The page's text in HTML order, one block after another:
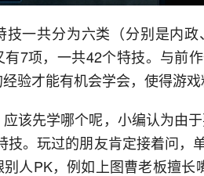
技一共分为六类（分别是内
有7项，一共42个特技。与前
验才能有机会学会，使得游
该先学哪个呢，小编认为由
技。玩过的朋友肯定接着问，
人PK，例如上图曹老板擅